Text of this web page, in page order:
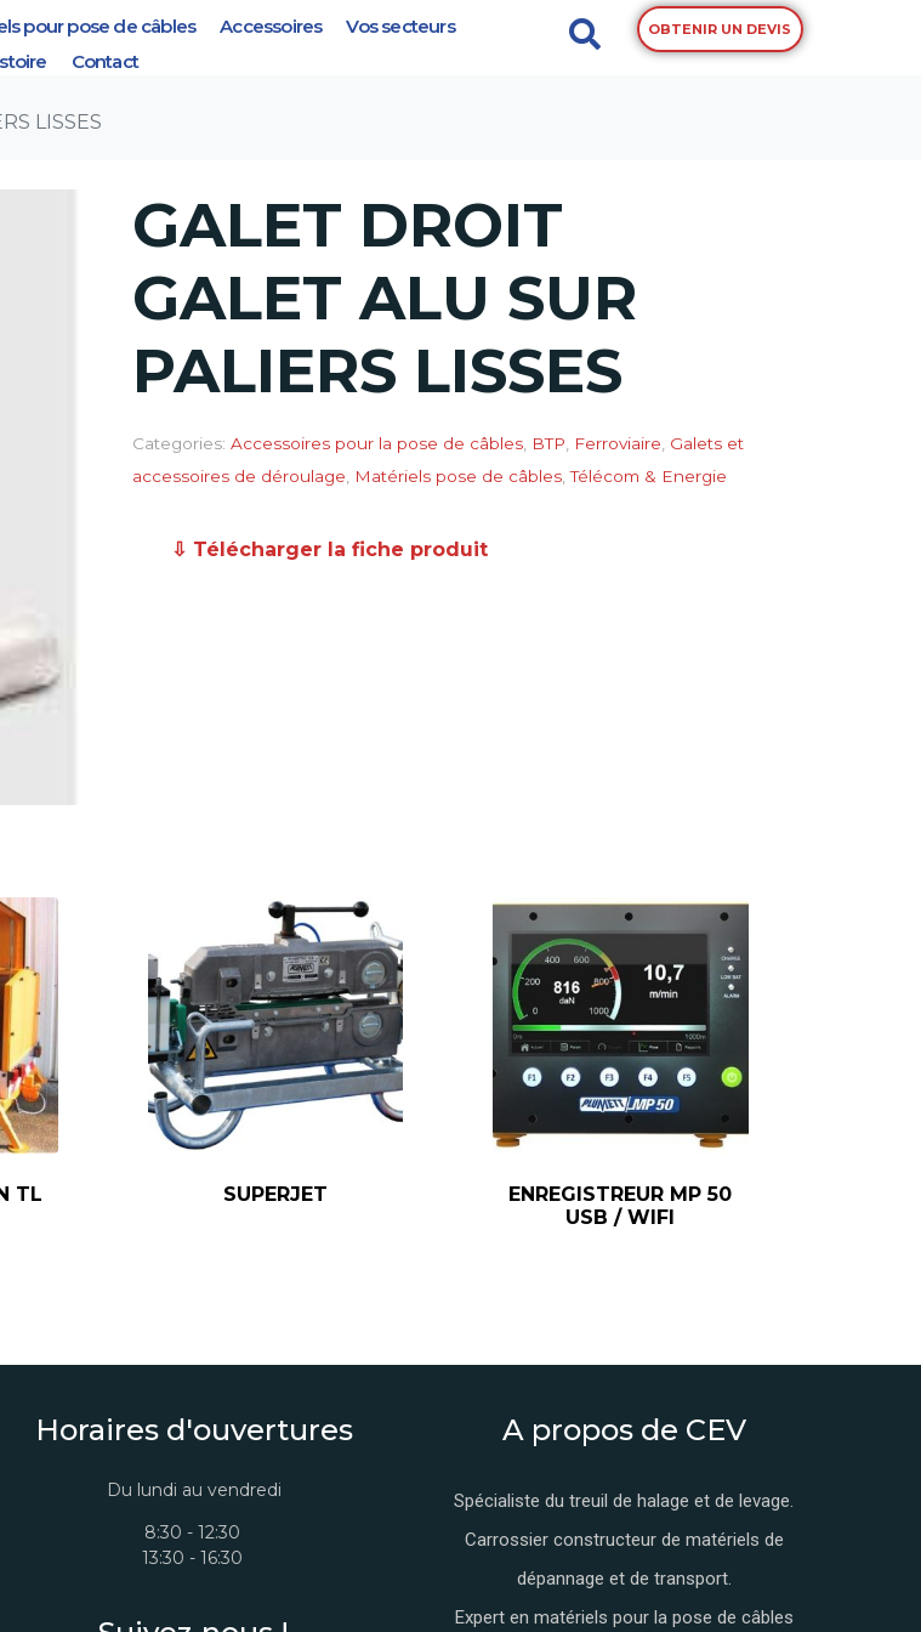
pour pose de câbles Accessoires
Vos secteurs
Contact
OBTENIR UN DEVIS
PALIERS LISSES
LISSES
GALET DROIT
GALET ALU SUR
PALIERS LISSES
Categories: Accessoires pour la pose de câbles BTP Ferroviaire Galets et
accessoires de déroulage
Matériels pose de câbles ,Télécom & Energie
⇩ Télécharger la fiche produit
TL
SUPERJET
ENREGISTREUR MP 50
USB / WIFI
Horaires d'ouvertures
Du lundi au vendredi
8:30 - 12:30
13:30 - 16:30
A propos de CEV
Spécialiste du treuil de halage et de levage.
Carrossier constructeur de matériels de
dépannage et de transport.
Expert en matériels pour la pose de câbles